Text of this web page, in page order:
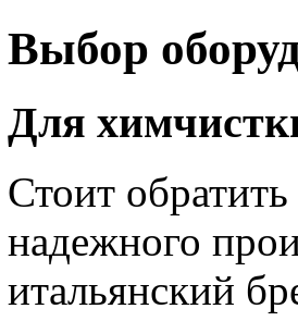
Выбор
Для
Стоит
надежного
итальянский